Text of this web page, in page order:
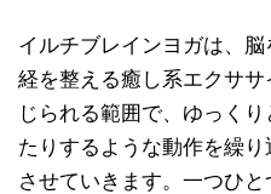
イルチブレインヨガは、
経を整える癒し系エクサ
じられる範囲で、ゆっく
たりするような動作を繰
させていきます。一つひ